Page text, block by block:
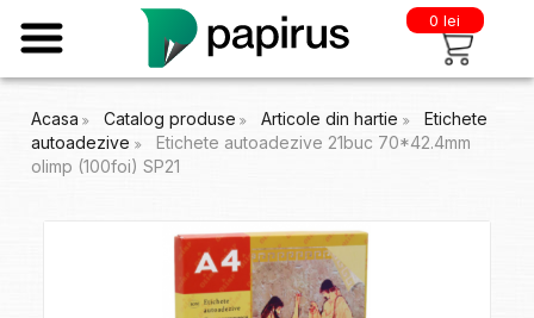
0 lei
Acasa Catalog produse Articole din hartie
Etichete
autoadezive
Etichete autoadezive 21buc 70*42.4mm
olimp (100foi) SP21